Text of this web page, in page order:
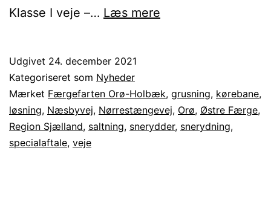
Klasse I veje –… Læs mere
Udgivet 24. december 2021
Kategoriseret som Nyheder
Mærket Færgefarten Orø-Holbæk, grusning, kørebane,
løsning, Næsbyvej, Nørrestængevej, Orø, Østre Færge,
Region Sjælland, saltning, snerydder, snerydning,
specialaftale, veje